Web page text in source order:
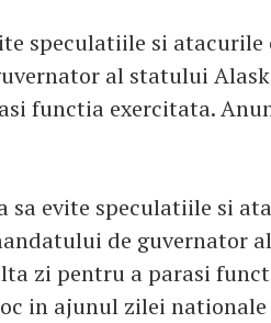
speculatiile si
al statului
functia exercitata.
sa evite speculatiile si
de guvernator
zi pentru a parasi
in ajunul zilei nationale